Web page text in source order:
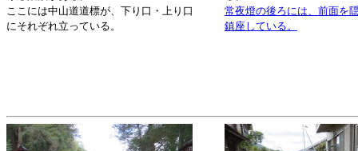
ここには中山道道標が、下り口・上り口
にそれぞれ立っている。
常夜燈の後ろには、前面を
鎮座している。